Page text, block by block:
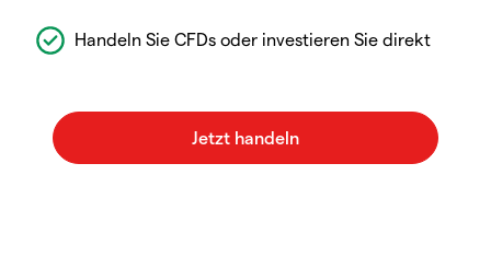
Handeln Sie CFDs oder investieren Sie direkt